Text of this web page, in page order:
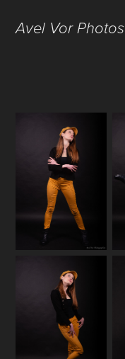
Avel Vor Photos